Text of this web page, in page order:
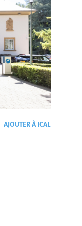
AJOUTER À ICAL